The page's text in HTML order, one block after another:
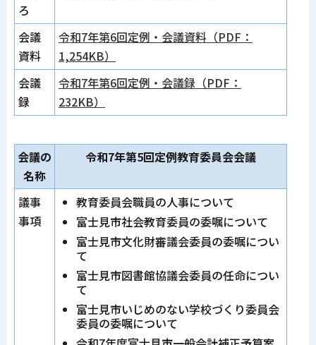
ろ
会議
資料
令和7年第6回定例・会議資料（PDF：
1,254KB）
会議
録
令和7年第6回定例・会議録（PDF：
232KB）
会議の
名称
令和7年第5回定例教育委員会会議
議事
事項
教育委員会職員の人事について
富士見市社会教育委員の委嘱について
富士見市文化財審議会委員の委嘱につい
て
富士見市図書館協議会委員の任命につい
て
富士見市いじめのない学校づくり委員会
委員の委嘱について